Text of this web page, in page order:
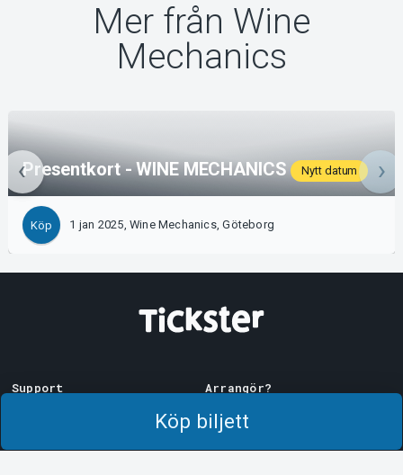
Köp biljett
Mer från Wine
Mechanics
Presentkort - WINE MECHANICS Nytt datum
Köp 1 jan 2025, Wine Mechanics, Göteborg
Support
Arrangör?
Logga in i Manager